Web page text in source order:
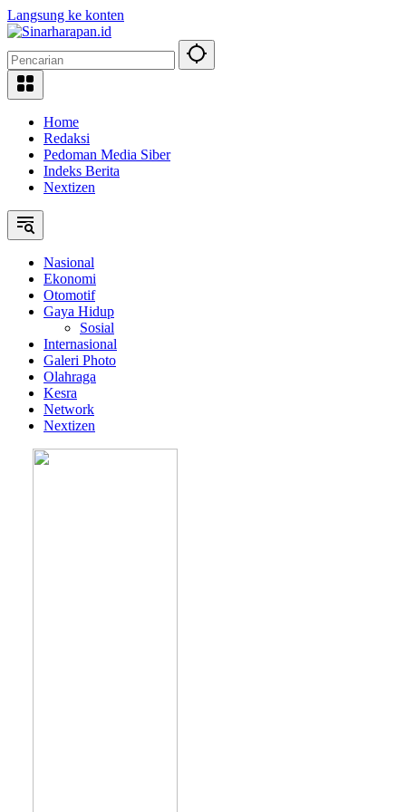
Langsung ke konten
Home
Redaksi
Pedoman Media Siber
Indeks Berita
Nextizen
Nasional
Ekonomi
Otomotif
Gaya Hidup
Sosial
Internasional
Galeri Photo
Olahraga
Kesra
Network
Nextizen